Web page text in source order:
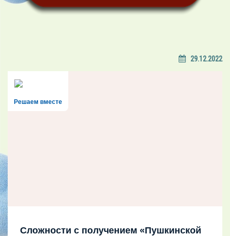
29.12.2022
Решаем вместе
Сложности с получением «Пушкинской